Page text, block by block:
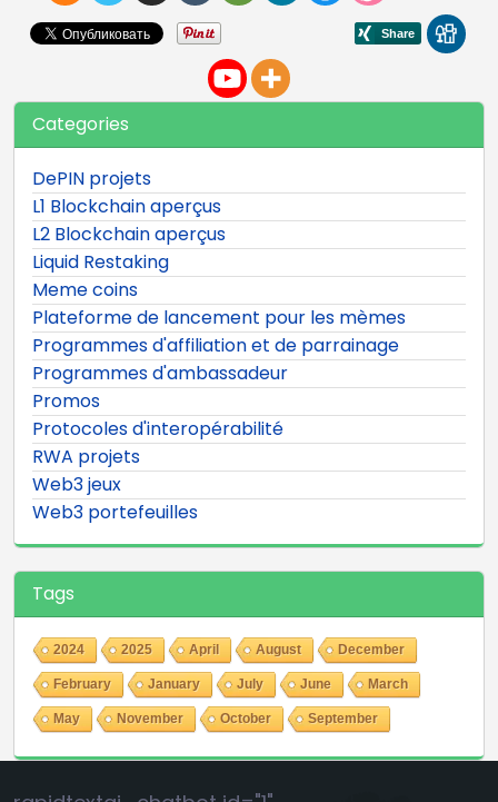
Categories
DePIN projets
L1 Blockchain aperçus
L2 Blockchain aperçus
Liquid Restaking
Meme coins
Plateforme de lancement pour les mèmes
Programmes d'affiliation et de parrainage
Programmes d'ambassadeur
Promos
Protocoles d'interopérabilité
RWA projets
Web3 jeux
Web3 portefeuilles
Tags
2024 2025 April August December
February January July June March
May November October September